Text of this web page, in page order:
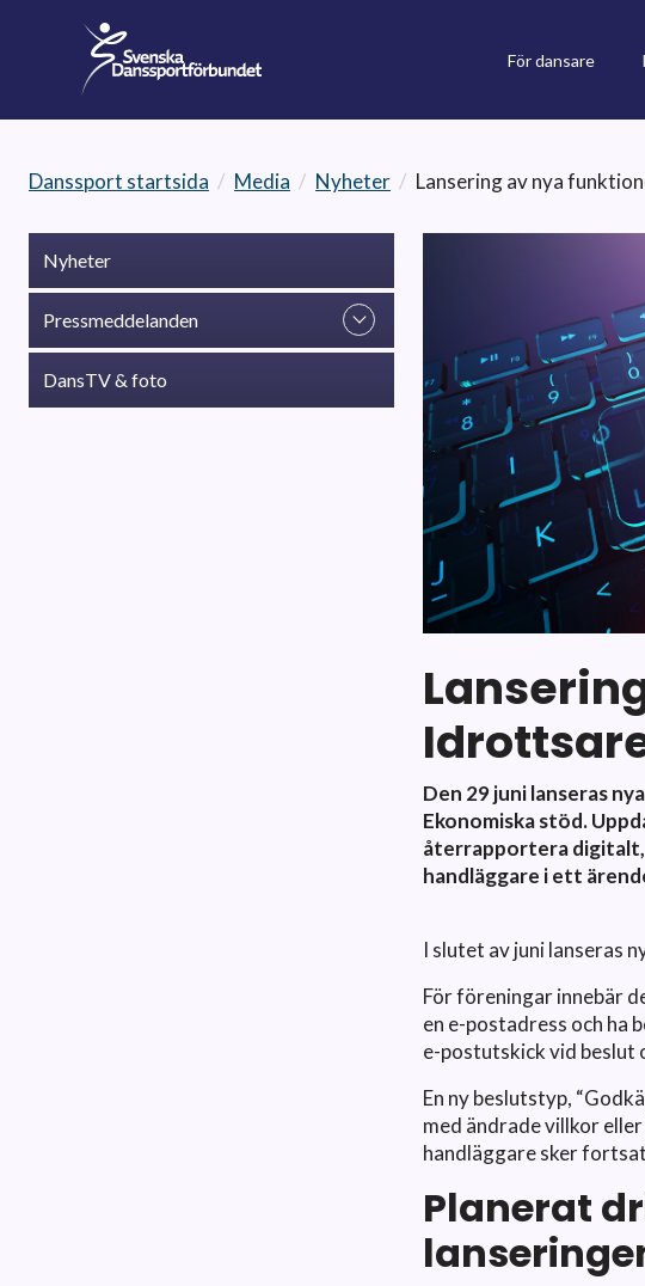
För dansare
Danssport startsida / Media / Nyheter / Lansering av nya
Nyheter
Pressmeddelanden
DansTV & foto
Den 29 juni lanseras
Ekonomiska stöd.
återrapportera digitalt,
handläggare i ett
I slutet av juni lanseras
För föreningar innebär
en e-postadress och ha
e-postutskick vid
En ny beslutstyp,
med ändrade villkor
handläggare sker
Planerat